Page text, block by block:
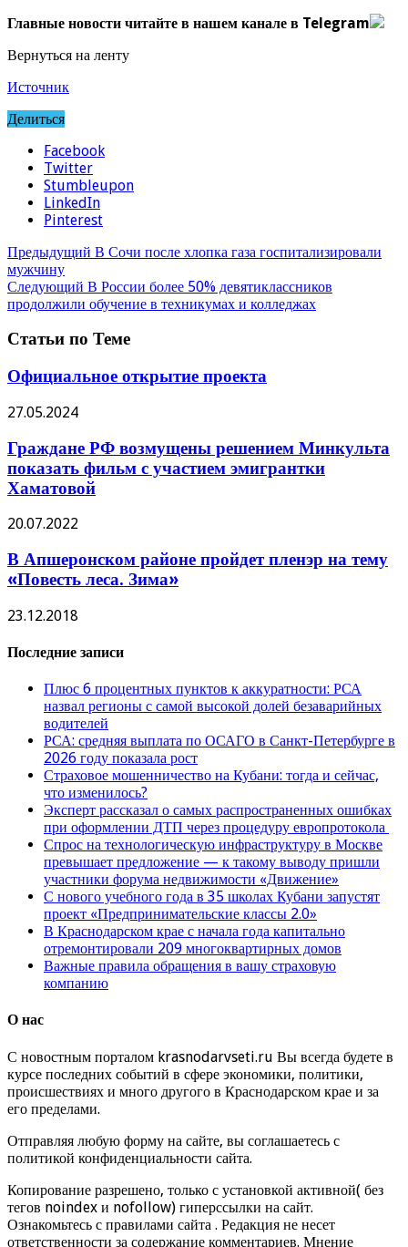
Главные новости читайте в нашем канале в Telegram
Вернуться на ленту
Источник
Делиться
Facebook
Twitter
Stumbleupon
LinkedIn
Pinterest
Предыдущий В Сочи после хлопка газа госпитализировали
мужчину
Следующий В России более 50% девятиклассников
продолжили обучение в техникумах и колледжах
Статьи по Теме
Официальное открытие проекта
27.05.2024
Граждане РФ возмущены решением Минкульта
показать фильм с участием эмигрантки
Хаматовой
20.07.2022
В Апшеронском районе пройдет пленэр на тему
«Повесть леса. Зима»
23.12.2018
Последние записи
Плюс 6 процентных пунктов к аккуратности: РСА
назвал регионы с самой высокой долей безаварийных
водителей
РСА: средняя выплата по ОСАГО в Санкт-Петербурге в
2026 году показала рост
Страховое мошенничество на Кубани: тогда и сейчас,
что изменилось?
Эксперт рассказал о самых распространенных ошибках
при оформлении ДТП через процедуру европротокола
Спрос на технологическую инфраструктуру в Москве
превышает предложение — к такому выводу пришли
участники форума недвижимости «Движение»
С нового учебного года в 35 школах Кубани запустят
проект «Предпринимательские классы 2.0»
В Краснодарском крае с начала года капитально
отремонтировали 209 многоквартирных домов
Важные правила обращения в вашу страховую
компанию
О нас
С новостным порталом krasnodarvseti.ru Вы всегда будете в
курсе последних событий в сфере экономики, политики,
происшествиях и много другого в Краснодарском крае и за
его пределами.
Отправляя любую форму на сайте, вы соглашаетесь с
политикой конфиденциальности сайта.
Копирование разрешено, только с установкой активной( без
тегов noindex и nofollow) гиперссылки на сайт.
Ознакомьтесь с правилами сайта . Редакция не несет
ответственности за содержание комментариев. Мнение